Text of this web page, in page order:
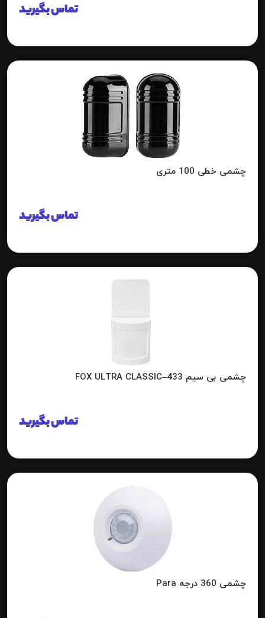
تماس بگیرید
چشمی خطی 100 متری
تماس بگیرید
چشمی بی سیم FOX ULTRA CLASSIC–433
تماس بگیرید
چشمی 360 درجه Para